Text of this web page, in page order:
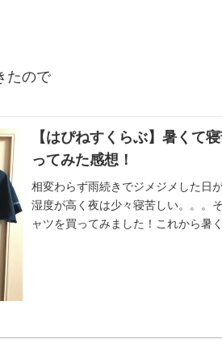
たので
【はぴねすくらぶ】暑くて
ってみた感想！
相変わらず雨続きでジメジメした日
湿度が高く夜は少々寝苦しい。。。
ャツを買ってみました！これから暑